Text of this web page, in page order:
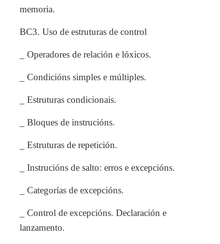
memoria.
BC3. Uso de estruturas de control
_ Operadores de relación e lóxicos.
_ Condicións simples e múltiples.
_ Estruturas condicionais.
_ Bloques de instrucións.
_ Estruturas de repetición.
_ Instrucións de salto: erros e excepcións.
_ Categorías de excepcións.
_ Control de excepcións. Declaración e
lanzamento.